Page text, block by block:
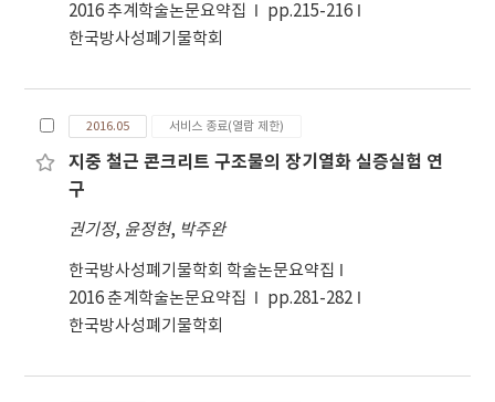
2016 추계학술논문요약집
pp.215-216
한국방사성폐기물학회
2016.05 서비스 종료(열람 제한)
지중 철근 콘크리트 구조물의 장기열화 실증실험 연
구
권기정, 윤정현, 박주완
한국방사성폐기물학회 학술논문요약집
2016 춘계학술논문요약집
pp.281-282
한국방사성폐기물학회